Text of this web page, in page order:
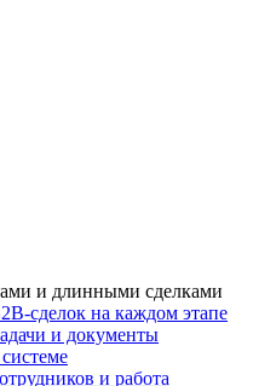
и длинными сделками
сделок на каждом этапе
и документы
и работа